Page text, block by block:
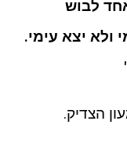
אחד לבוש
ולא יצא עימי.
הצדיק.